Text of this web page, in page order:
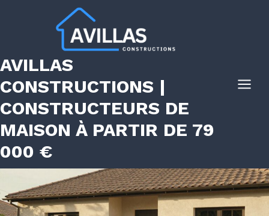
AVILLAS
CONSTRUCTIONS |
CONSTRUCTEURS DE
MAISON À PARTIR DE 79
000 €